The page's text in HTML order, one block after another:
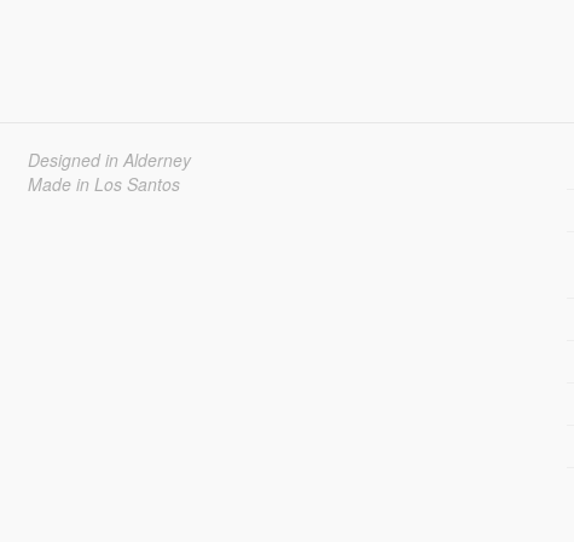
Designed in Alderney
Made in Los Santos